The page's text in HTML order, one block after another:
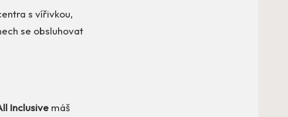
s vířivkou,
se obsluhovat
Inclusive máš